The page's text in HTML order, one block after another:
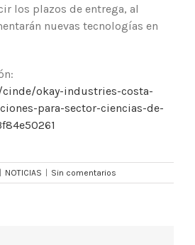
los plazos de entrega, al
nuevas tecnologías en
okay-industries-costa-
para-sector-ciencias-de-
| NOTICIAS | Sin comentarios